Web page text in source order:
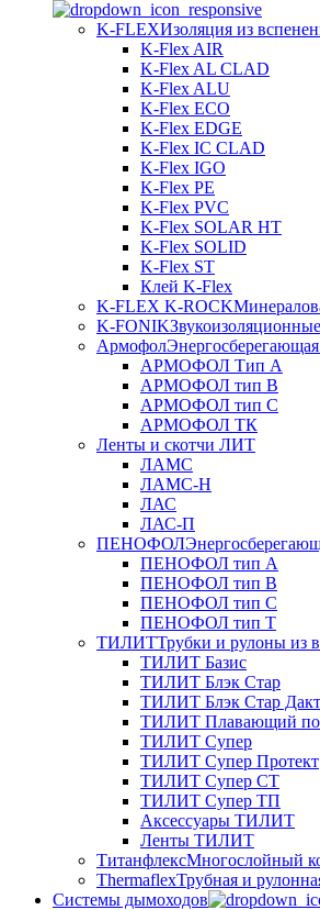
K-FLEXИзоляция из
K-Flex AIR
K-Flex AL CLAD
K-Flex ALU
K-Flex ECO
K-Flex EDGE
K-Flex IC CLAD
K-Flex IGO
K-Flex PE
K-Flex PVC
K-Flex SOLAR HT
K-Flex SOLID
K-Flex ST
Клей K-Flex
K-FLEX K-ROCK
K-FONIK
Армофол
АРМОФОЛ Тип А
АРМОФОЛ тип В
АРМОФОЛ тип C
АРМОФОЛ ТК
Ленты и скотчи ЛИТ
ЛАМС
ЛАМС-Н
ЛАС
ЛАС-П
ПЕНОФОЛ
ПЕНОФОЛ тип А
ПЕНОФОЛ тип B
ПЕНОФОЛ тип C
ПЕНОФОЛ тип T
ТИЛИТТрубки и рулоны из
ТИЛИТ Базис
ТИЛИТ Блэк Стар
ТИЛИТ Блэк Стар Дакт
ТИЛИТ Плавающий
ТИЛИТ Супер
ТИЛИТ Супер Протект
ТИЛИТ Супер СТ
ТИЛИТ Супер ТП
Аксессуары ТИЛИТ
Ленты ТИЛИТ
ТитанфлексМногослойный
ThermaflexТрубная и
Cистемы дымоходов